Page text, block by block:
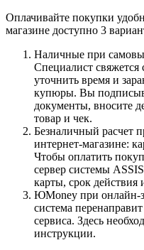
Оплачивайте покупки
магазине доступно 3
Наличные при
Специалист свяжется
уточнить время и
купюры. Вы
документы, вносите
товар и чек.
Безналичный расчет
интернет-магазине:
Чтобы оплатить
сервер системы
карты, срок действия
ЮMoney при онлайн-
система
сервиса. Здесь
инструкции.